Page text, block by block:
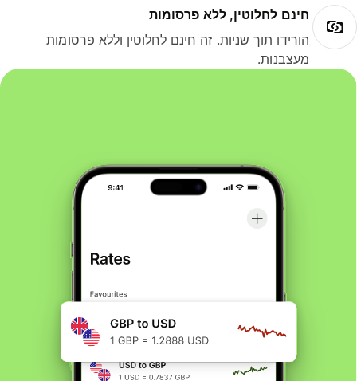
חינם לחלוטין, ללא פרסומות
הורידו תוך שניות. זה חינם לחלוטין וללא פרסומות
מעצבנות.